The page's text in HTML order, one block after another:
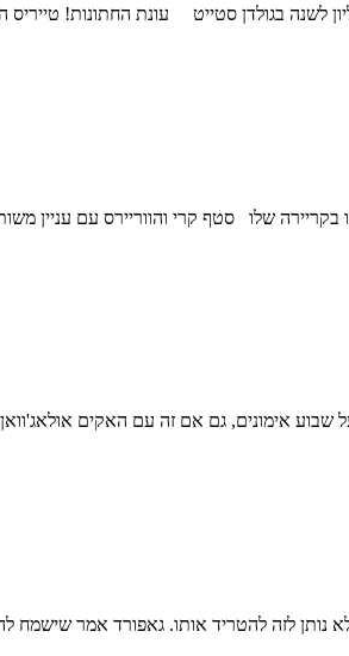
העונה דוויין ווייד אמר שהאליפות של 2006 זה הרגע שהוא הכי גאה בו בקריירה
שבועות ו-4 ימים לתחילת העונה נמיאש קייטה מבוסטון אמר שאינו מוכן לשלם 100 אלף
לגביו, הוא לא נותן לזה להטריד אותו. גאפורד